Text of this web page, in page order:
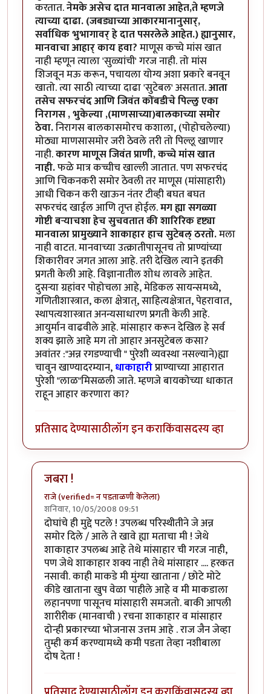
करतात.नेमके असेच दात मानवाला आहेत,ते म्हणजे
त्याच्या दाढा. (जबड्याच्या आकारमानानुसार्,
सर्वाधिक भुभागावर् हे दात पसरलेले आहेत.) ह्यानुसार,
मानवाचा आहार् काय हवा?माणूस कच्चे मांस खात
नाही म्हणून त्याला 'सुळ्यांची' गरज नाही. तो मांस
शिजवून मऊ करून, पचायला योग्य अशा प्रकारे बनवून
खातो. त्या साठी त्याच्या दाढा 'सुटेबल' असतात.आता
तसेच सफरचंद आणि जिवंत कोंबडीचे पिल्लु एका
निरागस , भुकेल्या ,(माणसाच्या)बालकाच्या समोर
ठेवा.निरागस बालकासमोरच कशाला, (पोहोचलेल्या)
मोठ्या माणसासमोर जरी ठेवले तरी तो पिल्लू खाणार
नाही.कारण माणूस जिवंत प्राणी, कच्चे मांस खात
नाही.फळे मात्र कच्चीच खाल्ली जातात. पण सफरचंद
आणि चिकनकरी समोर ठेवली तर माणूस (मांसाहारी)
आधी चिकन करी खाऊन नंतर टीव्ही बघत बघत
सफरचंद खाईल आणि तृप्त होईल.मग ह्या सगळ्या
गोष्टी बर्‍याचशा हेच सुचवतात की शारिरिक दृष्ट्या
मानवाला प्रामुख्याने शाकाहार हाच सुटेबल् ठरतो.मला
नाही वाटत. मानवाच्या उत्क्रातीपासूनच तो प्राण्यांच्या
शिकारीवर जगत आला आहे. तरी देखिल त्याने इतकी
प्रगती केली आहे. विज्ञानातील शोध लावले आहेत.
दुसर्‍या ग्रहांवर पोहोचला आहे, मेडिकल सायन्समध्ये,
गणितीशास्त्रात, कला क्षेत्रात्, साहित्यक्षेत्रात, पेहरावात,
स्थापत्यशास्त्रात अनन्यसाधारण प्रगती केली आहे.
आयुर्मान वाढवीले आहे. मांसाहार करून देखिल हे सर्व
शक्य झाले आहे मग तो आहार अनसुटेबल कसा?
अवांतर :"अन्न रगडण्याची " पुरेशी व्यवस्था नसल्याने)ह्या
चावुन खाण्यादरम्यान,धाकाहारीप्राण्याच्या आहारात
पुरेशी "लाळ"मिसळली जाते. म्हणजे बायकोच्या धाकात
राहून आहार करणारा का?
प्रतिसाद देण्यासाठीलॉग इन कराकिंवासदस्य व्हा
जबरा !
राजे (verified= न पडताळणी केलेला)
शनिवार, 10/05/2008 09:51
In reply toशाकाहार-मांसाहार....byप्रभाकर पेठकर
दोघांचे ही मुद्दे पटले ! उपलब्ध परिस्थीतीने जे अन्न
समोर दिले / आले ते खावे ह्या मताचा मी ! जेथे
शाकाहार उपलब्ध आहे तेथे मांसाहार ची गरज नाही,
पण जेथे शाकाहार शक्य नाही तेथे मांसाहार .... हरकत
नसावी. काही माकडे मी मुंग्या खाताना / छोटे मोटे
कीडे खाताना खुप वेळा पाहीले आहे व मी माकडाला
लहानपणा पासूनच मांसाहारी समजतो. बाकी आपली
शारीरीक (मानवाची ) रचना शाकाहार व मांसाहार
दोन्ही प्रकारच्या भोजनास उत्तम आहे . राज जैन जेव्हा
तुम्ही कर्म करण्यामध्ये कमी पडता तेव्हा नशीबाला
दोष देता !